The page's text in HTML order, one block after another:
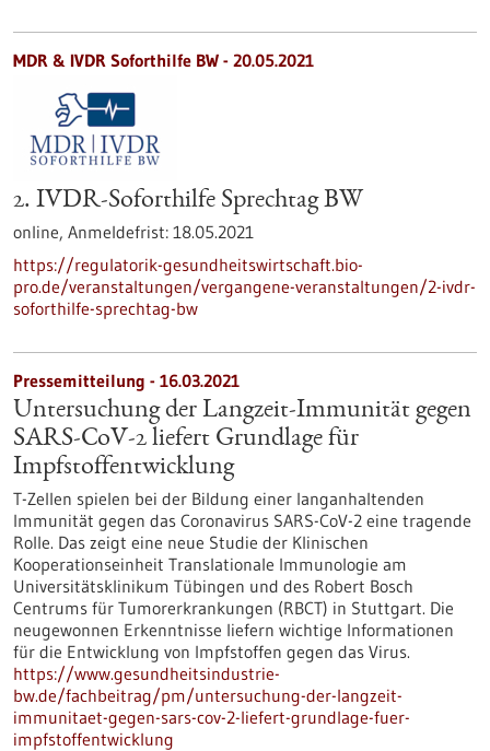
MDR & IVDR Soforthilfe BW - 20.05.2021
2. IVDR-Soforthilfe Sprechtag BW
online, Anmeldefrist: 18.05.2021
https://regulatorik-gesundheitswirtschaft.bio-
pro.de/veranstaltungen/vergangene-veranstaltungen/2-ivdr-
soforthilfe-sprechtag-bw
Pressemitteilung - 16.03.2021
Untersuchung der Langzeit-Immunität gegen
SARS-CoV-2 liefert Grundlage für
Impfstoffentwicklung
T-Zellen spielen bei der Bildung einer langanhaltenden
Immunität gegen das Coronavirus SARS-CoV-2 eine tragende
Rolle. Das zeigt eine neue Studie der Klinischen
Kooperationseinheit Translationale Immunologie am
Universitätsklinikum Tübingen und des Robert Bosch
Centrums für Tumorerkrankungen (RBCT) in Stuttgart. Die
neugewonnen Erkenntnisse liefern wichtige Informationen
für die Entwicklung von Impfstoffen gegen das Virus.
https://www.gesundheitsindustrie-
bw.de/fachbeitrag/pm/untersuchung-der-langzeit-
immunitaet-gegen-sars-cov-2-liefert-grundlage-fuer-
impfstoffentwicklung